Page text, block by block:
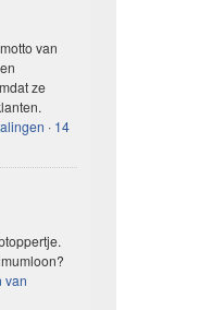
van
ze
· 14
van